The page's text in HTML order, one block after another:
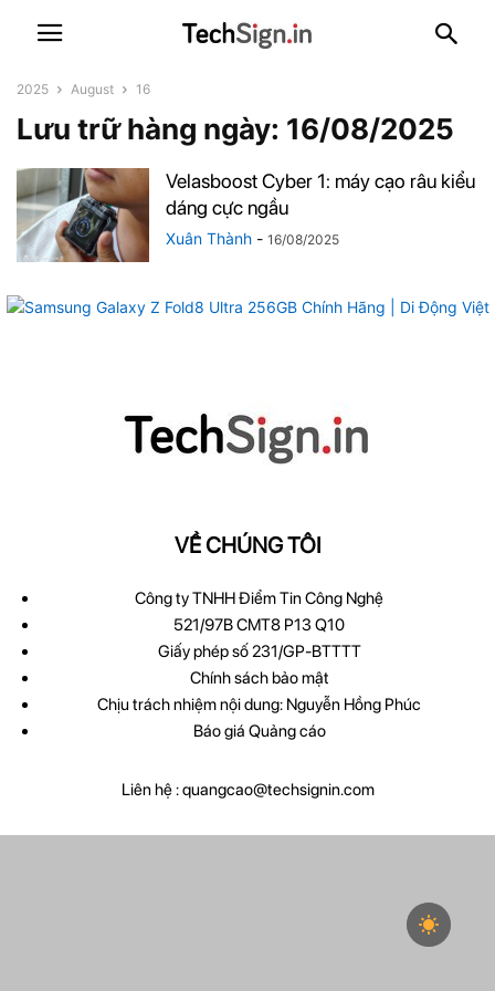
2025 August 16
Lưu trữ hàng ngày: 16/08/2025
Velasboost Cyber 1: máy cạo râu kiểu
dáng cực ngầu
Xuân Thành - 16/08/2025
VỀ CHÚNG TÔI
Công ty TNHH Điểm Tin Công Nghệ
521/97B CMT8 P13 Q10
Giấy phép số 231/GP-BTTTT
Chính sách bảo mật
Chịu trách nhiệm nội dung: Nguyễn Hồng Phúc
Báo giá Quảng cáo
Liên hệ :quangcao@techsignin.com